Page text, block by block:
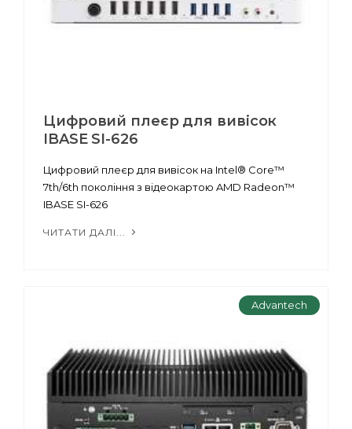
Цифровий плеєр для вивісок
IBASE SI-626
Цифровий плеєр для вивісок на Intel® Core™
7th/6th покоління з відеокартою AMD Radeon™
IBASE SI-626
ЧИТАТИ ДАЛІ...
Advantech